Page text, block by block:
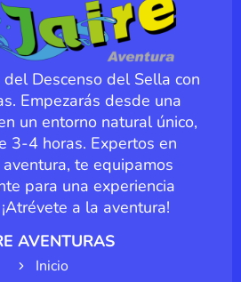
Descenso del Sella con
Empezarás desde una
un entorno natural único,
3-4 horas. Expertos en
te equipamos
para una experiencia
a la aventura!
AVENTURAS
Inicio